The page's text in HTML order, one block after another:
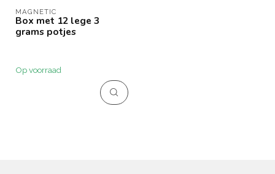
MAGNETIC
Box met 12 lege 3
grams potjes
Op voorraad